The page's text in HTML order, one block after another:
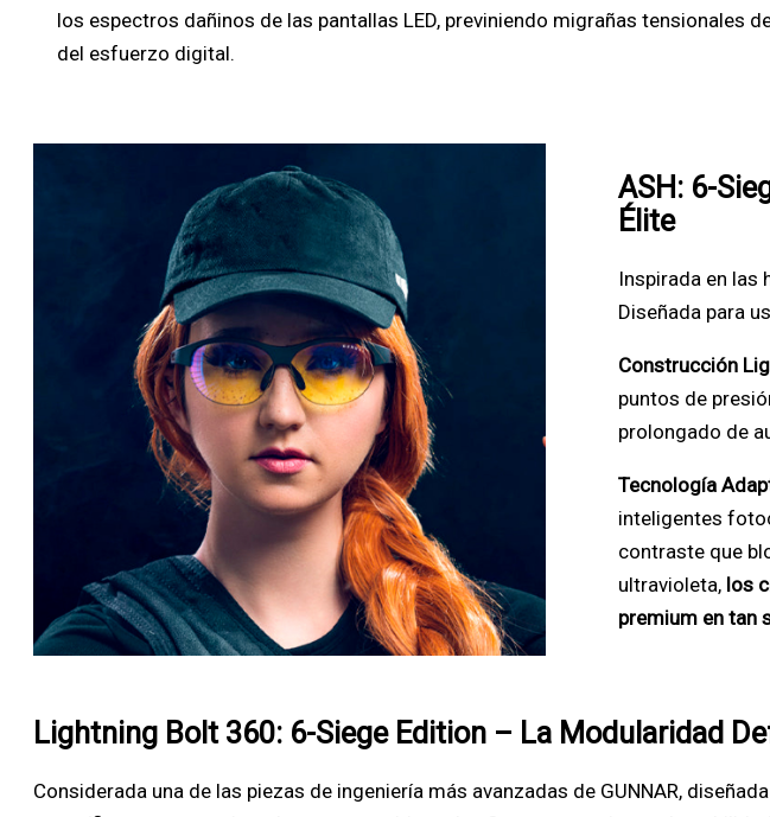
los espectros dañinos de las pantallas LED, previniendo migrañas tensionales
del esfuerzo digital.
ASH: 6-
Élite
Inspirada en las
Diseñada para
Construcción
puntos de
prolongado de
Tecnología
inteligentes
contraste que
ultravioleta, los
premium en tan
Lightning Bolt 360: 6-Siege Edition – La Modularidad
Considerada una de las piezas de ingeniería más avanzadas de GUNNAR, diseñada